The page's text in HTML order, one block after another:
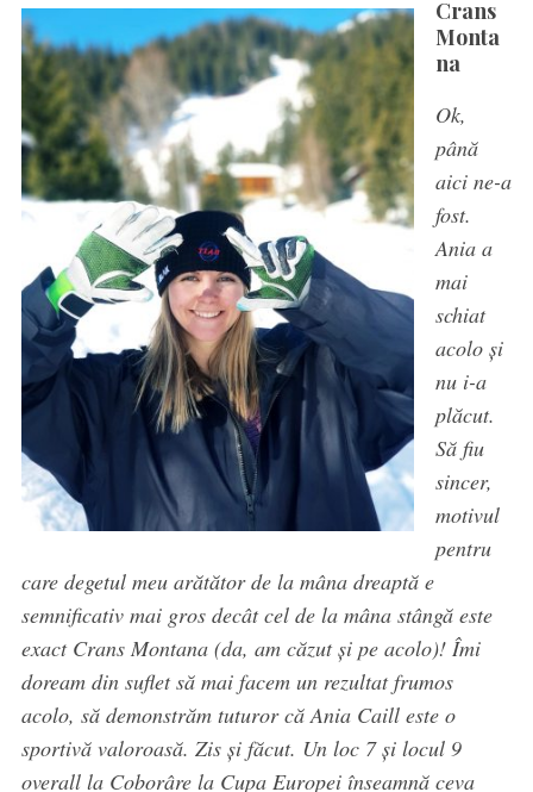
Crans
Monta
na
Ok,
până
aici ne-a
fost.
Ania a
mai
schiat
acolo și
nu i-a
plăcut.
Să fiu
sincer,
motivul
pentru
care degetul meu arătător de la mâna dreaptă e
semnificativ mai gros decât cel de la mâna stângă este
exact Crans Montana (da, am căzut și pe acolo)! Îmi
doream din suflet să mai facem un rezultat frumos
acolo, să demonstrăm tuturor că Ania Caill este o
sportivă valoroasă. Zis și făcut. Un loc 7 și locul 9
overall la Coborâre la Cupa Europei înseamnă ceva